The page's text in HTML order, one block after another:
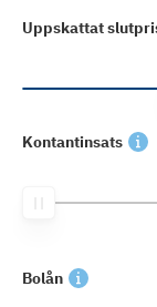
Uppskattat
Kontantinsats
Bolån